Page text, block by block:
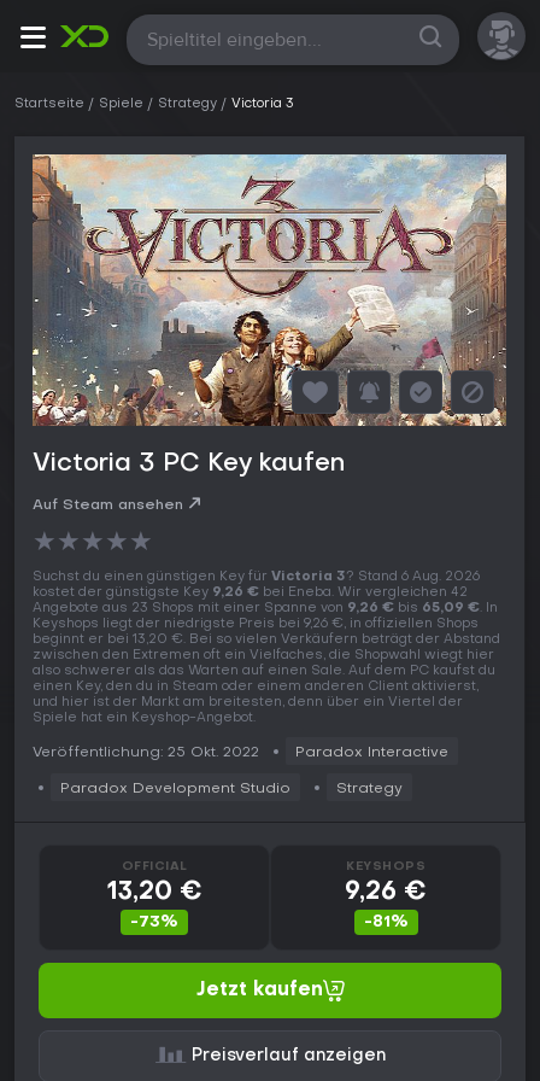
Alle
Startseite Spiele Strategy Victoria 3
Victoria 3 PC Key kaufen
Auf Steam ansehen
★★★★★
Suchst du einen günstigen Key für Victoria 3? Stand 6 Aug. 2026
kostet der günstigste Key 9,26 € bei Eneba. Wir vergleichen 42
Angebote aus 23 Shops mit einer Spanne von 9,26 € bis 65,09 €. In
Keyshops liegt der niedrigste Preis bei 9,26 €, in offiziellen Shops
beginnt er bei 13,20 €. Bei so vielen Verkäufern beträgt der Abstand
zwischen den Extremen oft ein Vielfaches, die Shopwahl wiegt hier
also schwerer als das Warten auf einen Sale. Auf dem PC kaufst du
einen Key, den du in Steam oder einem anderen Client aktivierst,
und hier ist der Markt am breitesten, denn über ein Viertel der
Spiele hat ein Keyshop-Angebot.
Veröffentlichung: 25 Okt. 2022 Paradox Interactive
Paradox Development Studio Strategy
OFFICIAL
13,20 €
-73%
KEYSHOPS
9,26 €
-81%
Jetzt kaufen
Preisverlauf anzeigen